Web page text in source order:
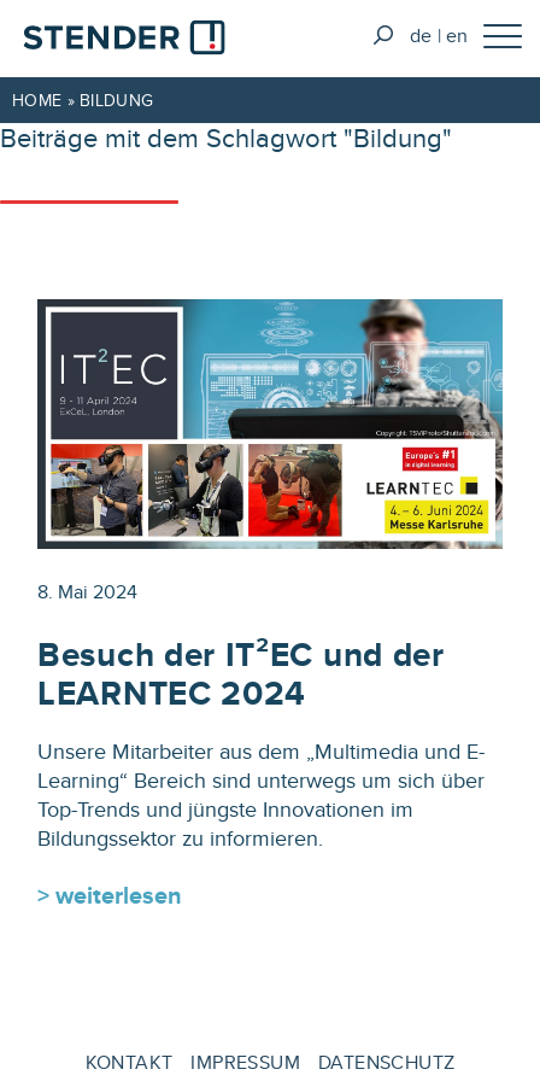
de en
HOME » BILDUNG
Beiträge mit dem Schlagwort "Bildung"
8. Mai 2024
Besuch der IT²EC und der
LEARNTEC 2024
Unsere Mitarbeiter aus dem „Multimedia und E-
Learning“ Bereich sind unterwegs um sich über
Top-Trends und jüngste Innovationen im
Bildungssektor zu informieren.
> weiterlesen
KONTAKT IMPRESSUM DATENSCHUTZ